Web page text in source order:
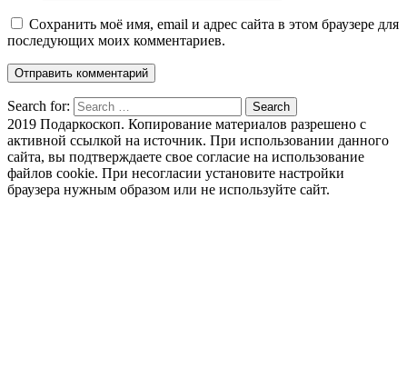
Сохранить моё имя, email и адрес сайта в этом браузере для
последующих моих комментариев.
Search for: Search
2019 Подаркоскоп. Копирование материалов разрешено с
активной ссылкой на источник. При использовании данного
сайта, вы подтверждаете свое согласие на использование
файлов cookie. При несогласии установите настройки
браузера нужным образом или не используйте сайт.